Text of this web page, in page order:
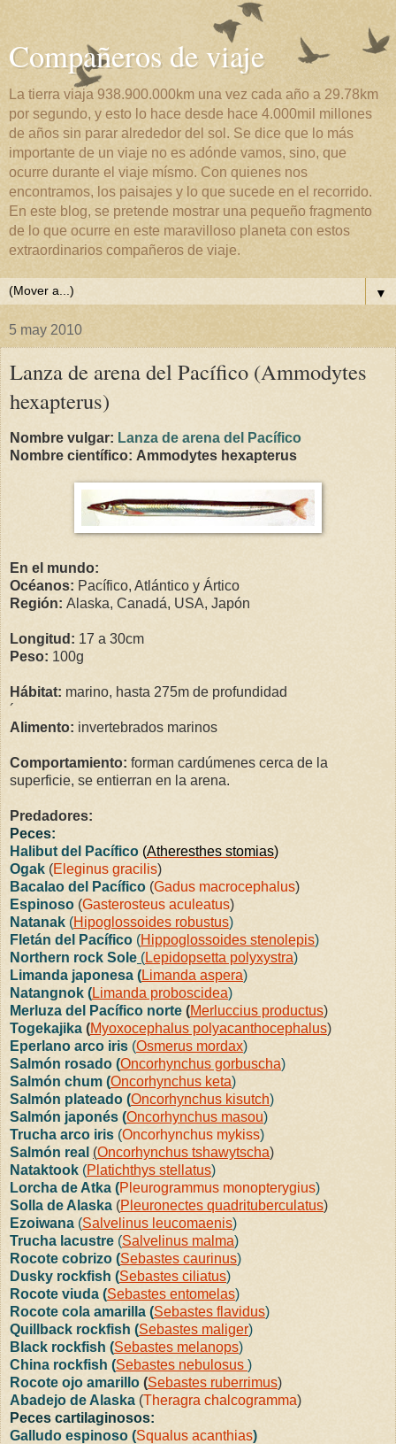
Compañeros de viaje
La tierra viaja 938.900.000km una vez cada año a 29.78km
por segundo, y esto lo hace desde hace 4.000mil millones
de años sin parar alrededor del sol. Se dice que lo más
importante de un viaje no es adónde vamos, sino, que
ocurre durante el viaje mísmo. Con quienes nos
encontramos, los paisajes y lo que sucede en el recorrido.
En este blog, se pretende mostrar una pequeño fragmento
de lo que ocurre en este maravilloso planeta con estos
extraordinarios compañeros de viaje.
▼
5 may 2010
Lanza de arena del Pacífico (Ammodytes
hexapterus)
Nombre vulgar: Lanza de arena del Pacífico
Nombre científico: Ammodytes hexapterus
En el mundo:
Océanos: Pacífico, Atlántico y Ártico
Región: Alaska, Canadá, USA, Japón
Longitud: 17 a 30cm
Peso: 100g
Hábitat: marino, hasta 275m de profundidad
´
Alimento: invertebrados marinos
Comportamiento: forman cardúmenes cerca de la
superficie, se entierran en la arena.
Predadores:
Peces:
Halibut del Pacífico (Atheresthes stomias)
Ogak (Eleginus gracilis)
Bacalao del Pacífico (Gadus macrocephalus)
Espinoso (Gasterosteus aculeatus)
Natanak (Hipoglossoides robustus)
Fletán del Pacífico (Hippoglossoides stenolepis)
Northern rock Sole (Lepidopsetta polyxystra)
Limanda japonesa (Limanda aspera)
Natangnok (Limanda proboscidea)
Merluza del Pacífico norte (Merluccius productus)
Togekajika (Myoxocephalus polyacanthocephalus)
Eperlano arco iris (Osmerus mordax)
Salmón rosado (Oncorhynchus gorbuscha)
Salmón chum (Oncorhynchus keta)
Salmón plateado (Oncorhynchus kisutch)
Salmón japonés (Oncorhynchus masou)
Trucha arco iris (Oncorhynchus mykiss)
Salmón real (Oncorhynchus tshawytscha)
Nataktook (Platichthys stellatus)
Lorcha de Atka (Pleurogrammus monopterygius)
Solla de Alaska (Pleuronectes quadrituberculatus)
Ezoiwana (Salvelinus leucomaenis)
Trucha lacustre (Salvelinus malma)
Rocote cobrizo (Sebastes caurinus)
Dusky rockfish (Sebastes ciliatus)
Rocote viuda (Sebastes entomelas)
Rocote cola amarilla (Sebastes flavidus)
Quillback rockfish (Sebastes maliger)
Black rockfish (Sebastes melanops)
China rockfish (Sebastes nebulosus )
Rocote ojo amarillo (Sebastes ruberrimus)
Abadejo de Alaska (Theragra chalcogramma)
Peces cartilaginosos:
Galludo espinoso (Squalus acanthias)